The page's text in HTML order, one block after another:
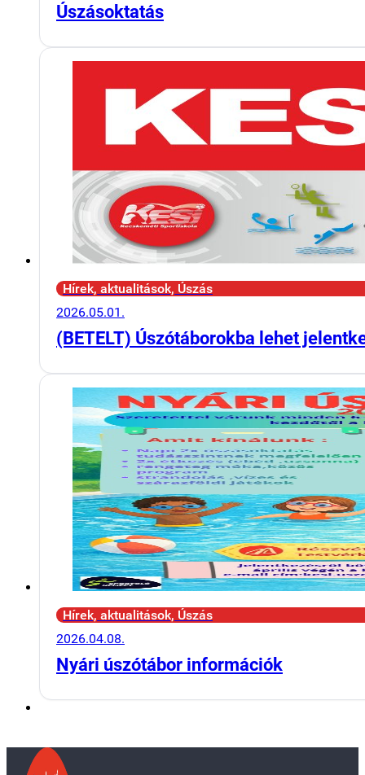
Úszásoktatás
Hírek, aktualitások, Úszás
2026.05.01.
(BETELT) Úszótáborokba lehet
Hírek, aktualitások, Úszás
2026.04.08.
Nyári úszótábor információk